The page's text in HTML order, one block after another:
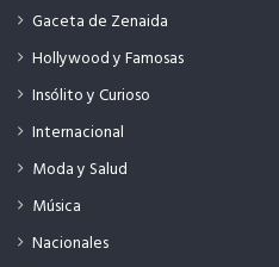
Gaceta de Zenaida
Hollywood y Famosas
Insólito y Curioso
Internacional
Moda y Salud
Música
Nacionales